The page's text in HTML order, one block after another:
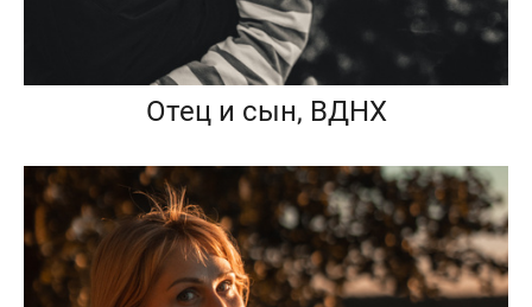
Отец и сын, ВДНХ